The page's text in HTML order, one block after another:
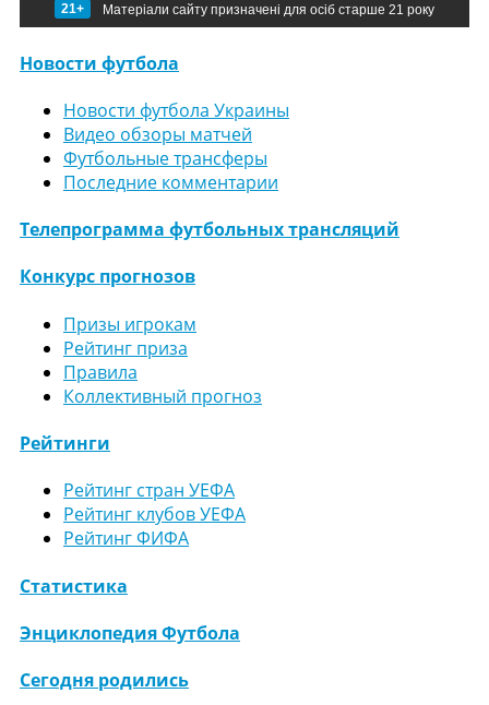
21+ Матеріали сайту призначені для осіб старше 21 року
Новости футбола
Новости футбола Украины
Видео обзоры матчей
Футбольные трансферы
Последние комментарии
Телепрограмма футбольных трансляций
Конкурс прогнозов
Призы игрокам
Рейтинг приза
Правила
Коллективный прогноз
Рейтинги
Рейтинг стран УЕФА
Рейтинг клубов УЕФА
Рейтинг ФИФА
Статистика
Энциклопедия Футбола
Сегодня родились